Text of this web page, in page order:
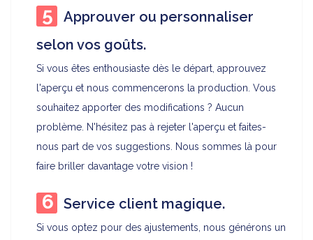
Approuver ou personnaliser
selon vos goûts.
Si vous êtes enthousiaste dès le départ, approuvez
l'aperçu et nous commencerons la production. Vous
souhaitez apporter des modifications ? Aucun
problème. N'hésitez pas à rejeter l'aperçu et faites-
nous part de vos suggestions. Nous sommes là pour
faire briller davantage votre vision !
Service client magique.
Si vous optez pour des ajustements, nous générons un